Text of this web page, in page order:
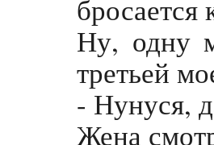
Ну, одну
третьей
- Нунуся,
Жена